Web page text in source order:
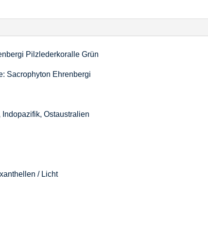
Pilzlederkoralle Grün
Sacrophyton Ehrenbergi
Ostaustralien
/ Licht